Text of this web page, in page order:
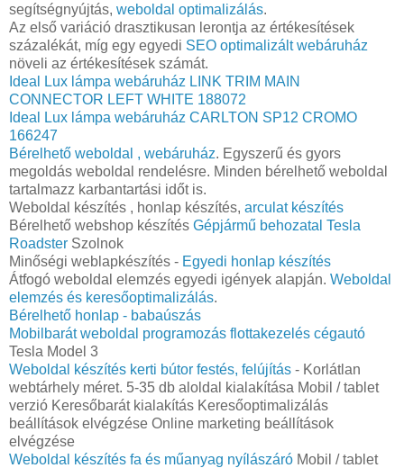
segítségnyújtás, weboldal optimalizálás.
Az első variáció drasztikusan lerontja az értékesítések
százalékát, míg egy egyedi SEO optimalizált webáruház
növeli az értékesítések számát.
Ideal Lux lámpa webáruház LINK TRIM MAIN
CONNECTOR LEFT WHITE 188072
Ideal Lux lámpa webáruház CARLTON SP12 CROMO
166247
Bérelhető weboldal , webáruház. Egyszerű és gyors
megoldás weboldal rendelésre. Minden bérelhető weboldal
tartalmazz karbantartási időt is.
Weboldal készítés , honlap készítés, arculat készítés
Bérelhető webshop készítés Gépjármű behozatal‎ Tesla
Roadster Szolnok
Minőségi weblapkészítés - Egyedi honlap készítés
Átfogó weboldal elemzés egyedi igények alapján. Weboldal
elemzés és keresőoptimalizálás.
Bérelhető honlap - babaúszás
Mobilbarát weboldal programozás flottakezelés cégautó
Tesla Model 3
Weboldal készítés kerti bútor festés, felújítás - Korlátlan
webtárhely méret. 5-35 db aloldal kialakítása Mobil / tablet
verzió Keresőbarát kialakítás Keresőoptimalizálás
beállítások elvégzése Online marketing beállítások
elvégzése
Weboldal készítés fa és műanyag nyílászáró Mobil / tablet